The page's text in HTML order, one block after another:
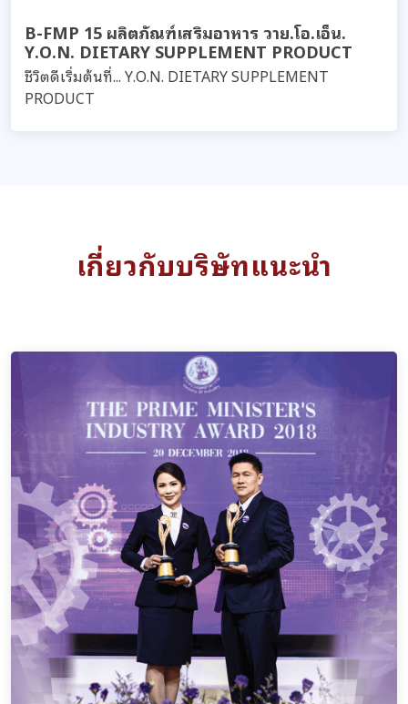
B-FMP 15 ผลิตภัณฑ์เสริมอาหาร วาย.โอ.เอ็น.
Y.O.N. DIETARY SUPPLEMENT PRODUCT
ชีวิตดีเริ่มต้นที่... Y.O.N. DIETARY SUPPLEMENT
PRODUCT
เกี่ยวกับบริษัทแนะนำ